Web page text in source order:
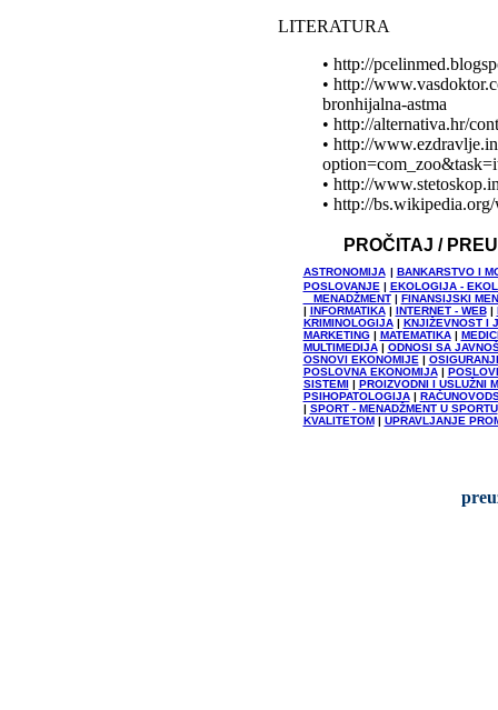
LITERATURA
• http://
• http://
bronhijalna-astma
• http://alternativa.hr/
• http://
• http://
• http://
PROČITAJ /
ASTRONOMIJA | BANKARSTVO I
POSLOVANJE| EKOLOGIJA -
MENADŽMENT | FINANSIJSKI
| INFORMATIKA| INTERNET - WEB|
KRIMINOLOGIJA| KNJIŽEVNOST I
MARKETING| MATEMATIKA|
MULTIMEDIJA| ODNOSI SA
OSNOVI EKONOMIJE|
POSLOVNA EKONOMIJA|
SISTEMI| PROIZVODNI I USLUŽNI
PSIHOPATOLOGIJA|
| SPORT - MENADŽMENT U SPORTU
KVALITETOM| UPRAVLJANJE